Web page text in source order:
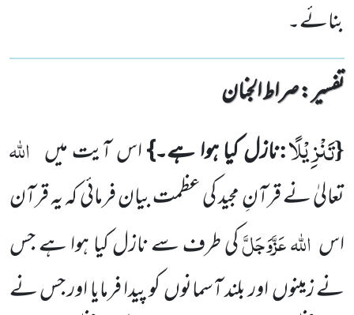
بنائے۔
تفسیر : ‎صراط الجنان
{تَنْزِیْلًا:نازل کیا ہوا ہے۔}اس آیت میں اللہ
تعالیٰ نے قرآنِ مجید کی عظمت بیان فرمائی کہ یہ قرآن
اس اللہعَزَّوَجَلَّکی طرف سے نازل کیا ہوا ہے جس
نے زمینوںاور بلند آسمانوںکو پیدا فرمایا اور جس نے